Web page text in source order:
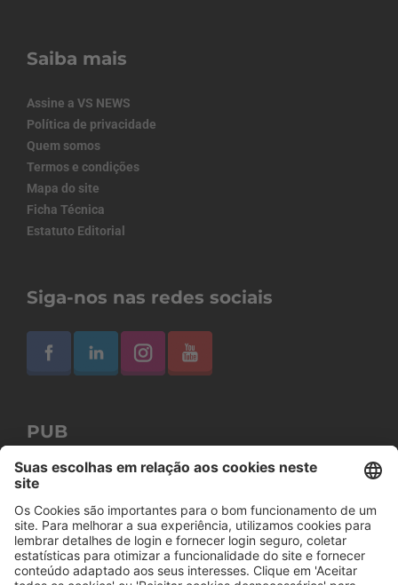
Saiba mais
Assine a VS NEWS
Política de privacidade
Quem somos
Termos e condições
Mapa do site
Ficha Técnica
Estatuto Editorial
Siga-nos nas redes sociais
PUB